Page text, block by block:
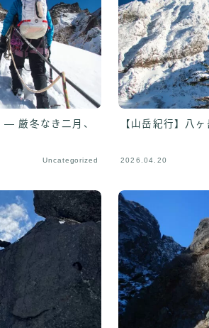
― 厳冬なき二月、
Uncategorized
【山岳紀行】八
2026.04.20